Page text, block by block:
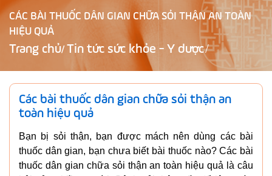
CÁC BÀI THUỐC DÂN GIAN CHỮA SỎI THẬN AN TOÀN
HIỆU QUẢ
Trang chủ/ Tin tức sức khỏe - Y dược
Các bài thuốc dân gian chữa sỏi thận an
toàn hiệu quả
Bạn bị sỏi thận, bạn được mách nên dùng các bài
thuốc dân gian, bạn chưa biết bài thuốc nào? Các bài
thuốc dân gian chữa sỏi thận an toàn hiệu quả là câu